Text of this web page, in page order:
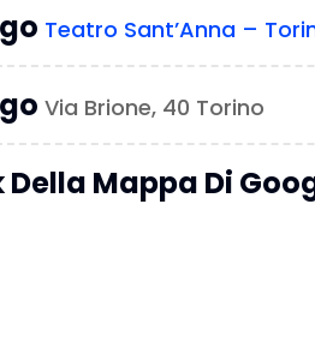
Teatro Sant’Anna –
Via Brione, 40 Torino
Della Mappa Di